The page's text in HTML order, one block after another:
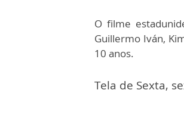
O filme
Guillermo Iván,
10 anos.
Tela de Sexta,